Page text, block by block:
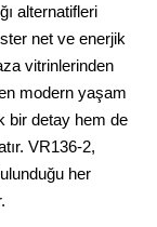
alternatifleri
net ve enerjik
vitrinlerinden
modern yaşam
bir detay hem de
VR136-2,
her